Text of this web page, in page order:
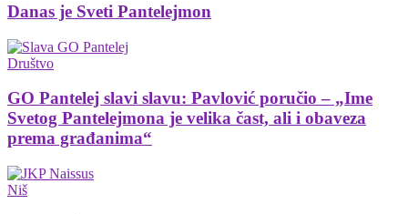
Danas je Sveti Pantelejmon
Društvo
GO Pantelej slavi slavu: Pavlović poručio – „Ime
Svetog Pantelejmona je velika čast, ali i obaveza
prema građanima“
Niš